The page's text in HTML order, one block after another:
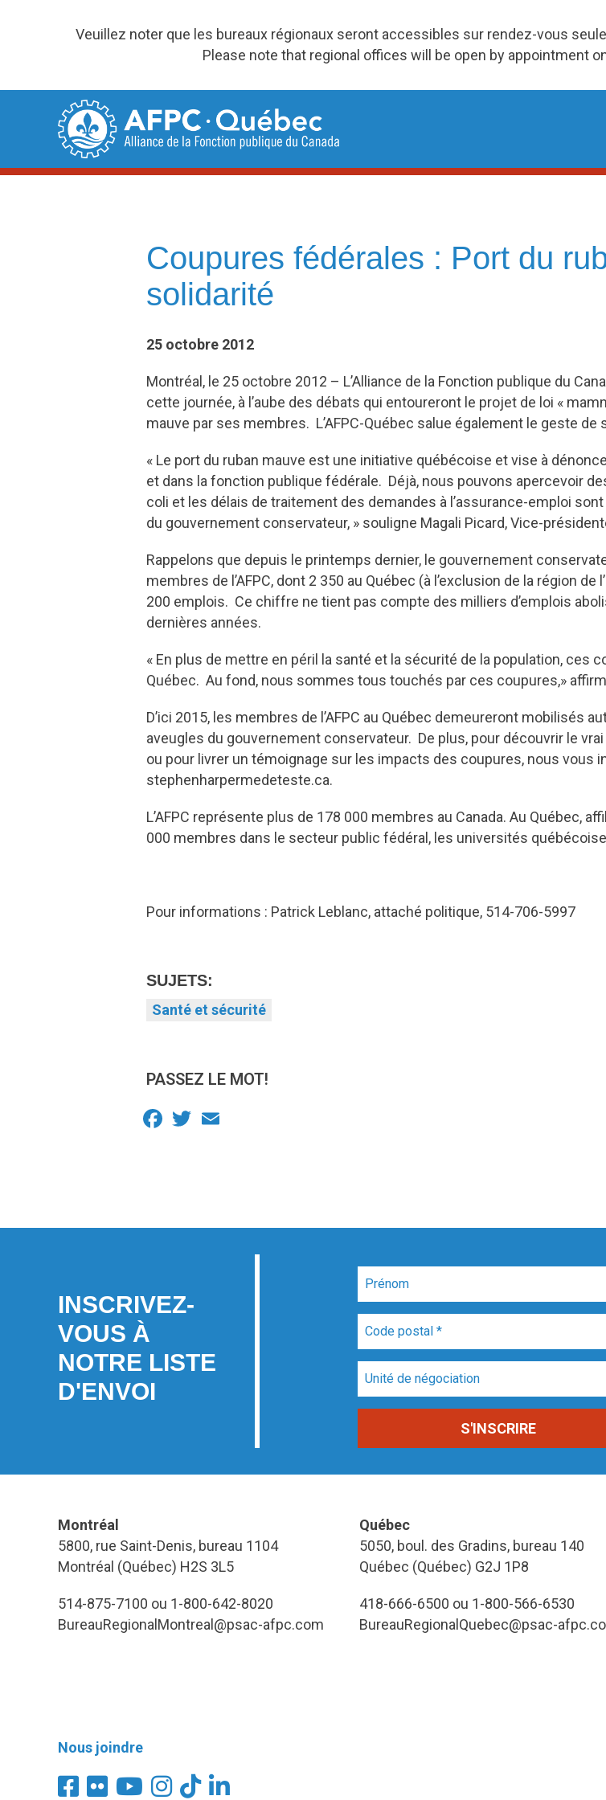
Veuillez noter que les bureaux régionaux seront accessibles sur rendez-vous
Please note that regional offices will be open by appointment
Coupures fédérales : Port du
solidarité
25 octobre 2012
Montréal, le 25 octobre 2012 – L’Alliance de la Fonction publique du
cette journée, à l’aube des débats qui entoureront le projet de loi «
mauve par ses membres. L’AFPC-Québec salue également le geste
« Le port du ruban mauve est une initiative québécoise et vise à
et dans la fonction publique fédérale. Déjà, nous pouvons apercevoir
coli et les délais de traitement des demandes à l’assurance-emploi
du gouvernement conservateur, » souligne Magali Picard, Vice-
Rappelons que depuis le printemps dernier, le gouvernement
membres de l’AFPC, dont 2 350 au Québec (à l’exclusion de la région
200 emplois. Ce chiffre ne tient pas compte des milliers d’emplois
dernières années.
« En plus de mettre en péril la santé et la sécurité de la population, ces
Québec. Au fond, nous sommes tous touchés par ces coupures,»
D’ici 2015, les membres de l’AFPC au Québec demeureront mobilisés
aveugles du gouvernement conservateur. De plus, pour découvrir le
ou pour livrer un témoignage sur les impacts des coupures, nous vous
stephenharpermedeteste.ca.
L’AFPC représente plus de 178 000 membres au Canada. Au Québec,
000 membres dans le secteur public fédéral, les universités
Pour informations : Patrick Leblanc, attaché politique, 514-706-5997
SUJETS:
Santé et sécurité
PASSEZ LE MOT!
Facebook
Twitter
INSCRIVEZ-
VOUS À
NOTRE LISTE
D'ENVOI
Montréal
5800, rue Saint-Denis, bureau 1104
Montréal (Québec) H2S 3L5
514-875-7100 ou 1-800-642-8020
BureauRegionalMontreal@psac-afpc.com
Québec
5050, boul. des Gradins, bureau 140
Québec (Québec) G2J 1P8
418-666-6500 ou 1-800-566-6530
BureauRegionalQuebec@psac-
Nous joindre